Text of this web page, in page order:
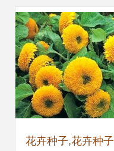
花卉种子,花卉种子